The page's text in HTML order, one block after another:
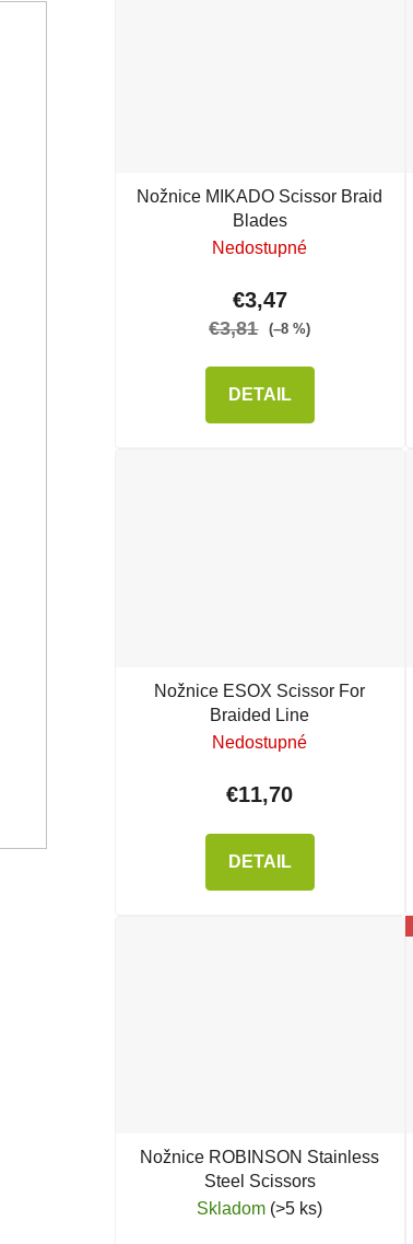
Nožnice MIKADO Scissor Braid
Blades
Nedostupné
€3,47
€3,81 (–8 %)
DETAIL
Nožnice ESOX Scissor For
Braided Line
Nedostupné
€11,70
DETAIL
Nožnice ROBINSON Stainless
Steel Scissors
Skladom (>5 ks)